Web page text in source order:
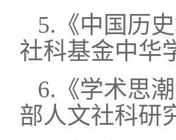
5.《中国历
社科基金中华
6.《学术思
部人文社科研